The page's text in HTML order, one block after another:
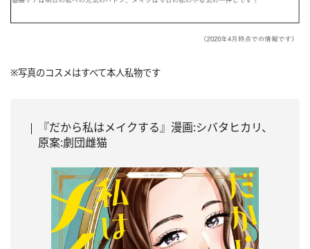
※写真のコスメはすべて本人私物です
『だから私はメイクする』漫画:シバタヒカリ、
原案:劇団雌猫